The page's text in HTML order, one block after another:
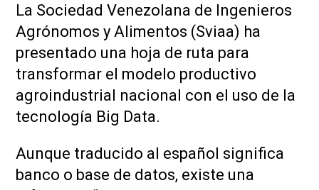
La Sociedad Venezolana de Ingenieros
Agrónomos y Alimentos (Sviaa) ha
presentado una hoja de ruta para
transformar el modelo productivo
agroindustrial nacional con el uso de la
tecnología Big Data.
Aunque traducido al español significa
banco o base de datos, existe una